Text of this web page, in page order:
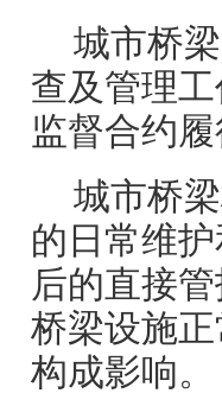
城市桥
查及管理
监督合约履
城市桥
的日常维
后的直接
桥梁设施
构成影响。